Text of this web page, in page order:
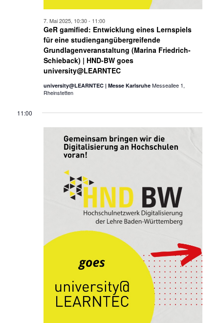
GeR gamified: Entwicklung eines Lernspiels
für eine studiengangübergreifende
Grundlagenveranstaltung (Marina Friedrich-
Schieback) | HND-BW goes
university@LEARNTEC
7. Mai 2025, 10:30- 11:00
university@LEARNTEC | Messe Karlsruhe Messeallee 1,
Rheinstetten
11:00